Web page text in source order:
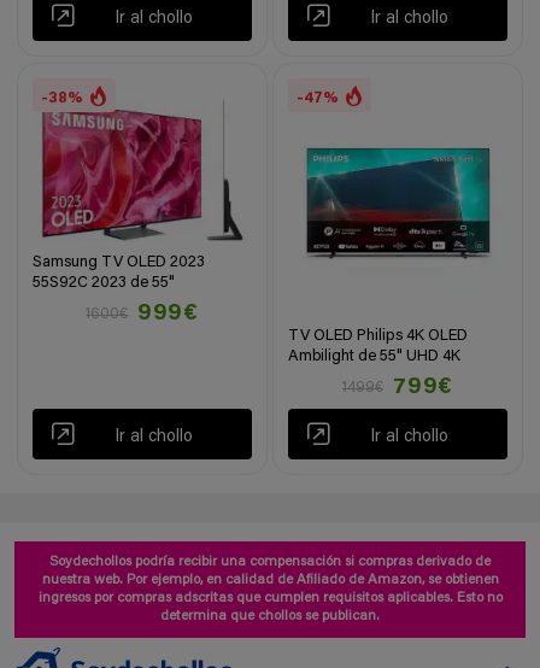
Ir al chollo Ir al chollo
-38%
Samsung TV OLED 2023
55S92C 2023 de 55"
1600€
999€
Ir al chollo
-47%
TV OLED Philips 4K OLED
Ambilight de 55" UHD 4K
1499€
799€
Ir al chollo
Soydechollos podría recibir una compensación si compras derivado de
nuestra web. Por ejemplo, en calidad de Afiliado de Amazon, se obtienen
ingresos por compras adscritas que cumplen requisitos aplicables. Esto no
determina que chollos se publican.